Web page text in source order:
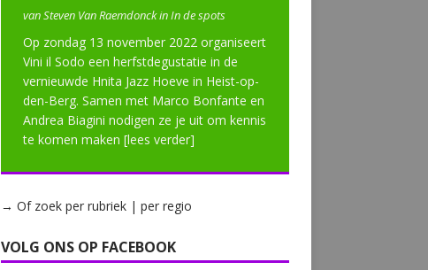
van Steven Van Raemdonck in In de spots
Op zondag 13 november 2022 organiseert
Vini il Sodo een herfstdegustatie in de
vernieuwde Hnita Jazz Hoeve in Heist-op-
den-Berg. Samen met Marco Bonfante en
Andrea Biagini nodigen ze je uit om kennis
te komen maken [lees verder]
→ Of zoek per rubriek | per regio
VOLG ONS OP FACEBOOK